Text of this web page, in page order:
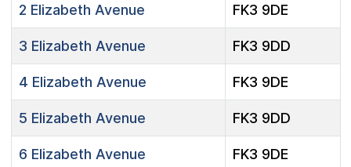
2 Elizabeth Avenue FK3 9DE
3 Elizabeth Avenue FK3 9DD
4 Elizabeth Avenue FK3 9DE
5 Elizabeth Avenue FK3 9DD
6 Elizabeth Avenue FK3 9DE